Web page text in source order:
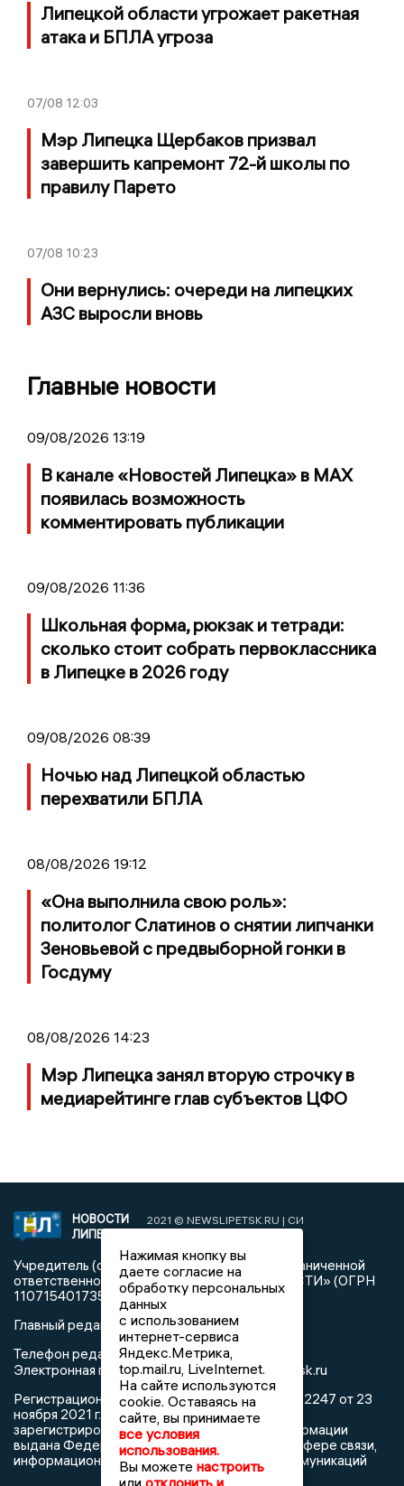
Липецкой области угрожает ракетная
атака и БПЛА угроза
07/08 12:03
Мэр Липецка Щербаков призвал
завершить капремонт 72-й школы по
правилу Парето
07/08 10:23
Они вернулись: очереди на липецких
АЗС выросли вновь
Главные новости
09/08/2026 13:19
В канале «Новостей Липецка» в MAX
появилась возможность
комментировать публикации
09/08/2026 11:36
Школьная форма, рюкзак и тетради:
сколько стоит собрать первоклассника
в Липецке в 2026 году
09/08/2026 08:39
Ночью над Липецкой областью
перехватили БПЛА
08/08/2026 19:12
«Она выполнила свою роль»:
политолог Слатинов о снятии липчанки
Зеновьевой с предвыборной гонки в
Госдуму
08/08/2026 14:23
Мэр Липецка занял вторую строчку в
медиарейтинге глав субъектов ЦФО
НОВОСТИ
ЛИПЕЦКА
2021 © NEWSLIPETSK.RU | СИ
Учредитель (соучредители): Общество с ограниченной
ответственностью «РЕГИОНАЛЬНЫЕ НОВОСТИ» (ОГРН
1107154017354)
Главный редактор: Герцог Е.Г.
Телефон редакции: +7 903 699 9427
Электронная почта редакции:info@newslipetsk.ru
Регистрационный номер: серия Эл № ФС77-82247 от 23
ноября 2021 г. согласно выписке из реестра
зарегистрированных средств массовой информации
выдана Федеральной службой по надзору в сфере связи,
информационных технологий и массовых коммуникаций
Нажимая кнопку вы
даете согласие на
обработку персональных
данных
с использованием
интернет-сервиса
Яндекс.Метрика,
top.mail.ru, LiveInternet.
На сайте используются
cookie. Оставаясь на
сайте, вы принимаете
все условия
использования.
Вы можете настроить
или отклонить и